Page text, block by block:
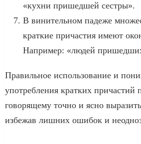
«кухни пришедшей сестры».
В винительном падеже
краткие причастия имеют
Например: «людей
Правильное использование и
употребления кратких причастий
говорящему точно и ясно
избежав лишних ошибок и